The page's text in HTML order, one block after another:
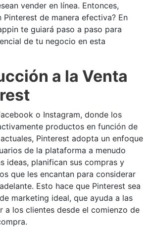
vender en línea. Entonces,
Pinterest de manera efectiva? En
te guiará paso a paso para
de tu negocio en esta
a la Venta
o Instagram, donde los
productos en función de
Pinterest adopta un enfoque
de la plataforma a menudo
ideas, planifican sus compras y
que les encantan para considerar
Esto hace que Pinterest sea
marketing ideal, que ayuda a las
a los clientes desde el comienzo de